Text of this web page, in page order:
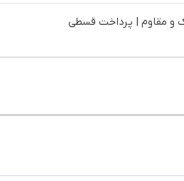
و مقاوم | پرداخت قسطی